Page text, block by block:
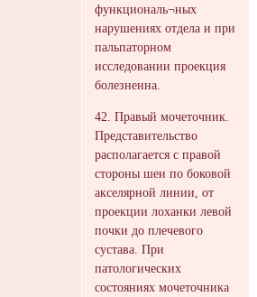
функциональ¬ных
нарушениях отдела и при
пальпаторном
исследовании проекция
болезненна.
42. Правый мочеточник.
Представительство
располагается с правой
стороны шеи по боковой
акселярной линии, от
проекции лоханки левой
почки до плечевого
сустава. При
патологических
состояниях мочеточника